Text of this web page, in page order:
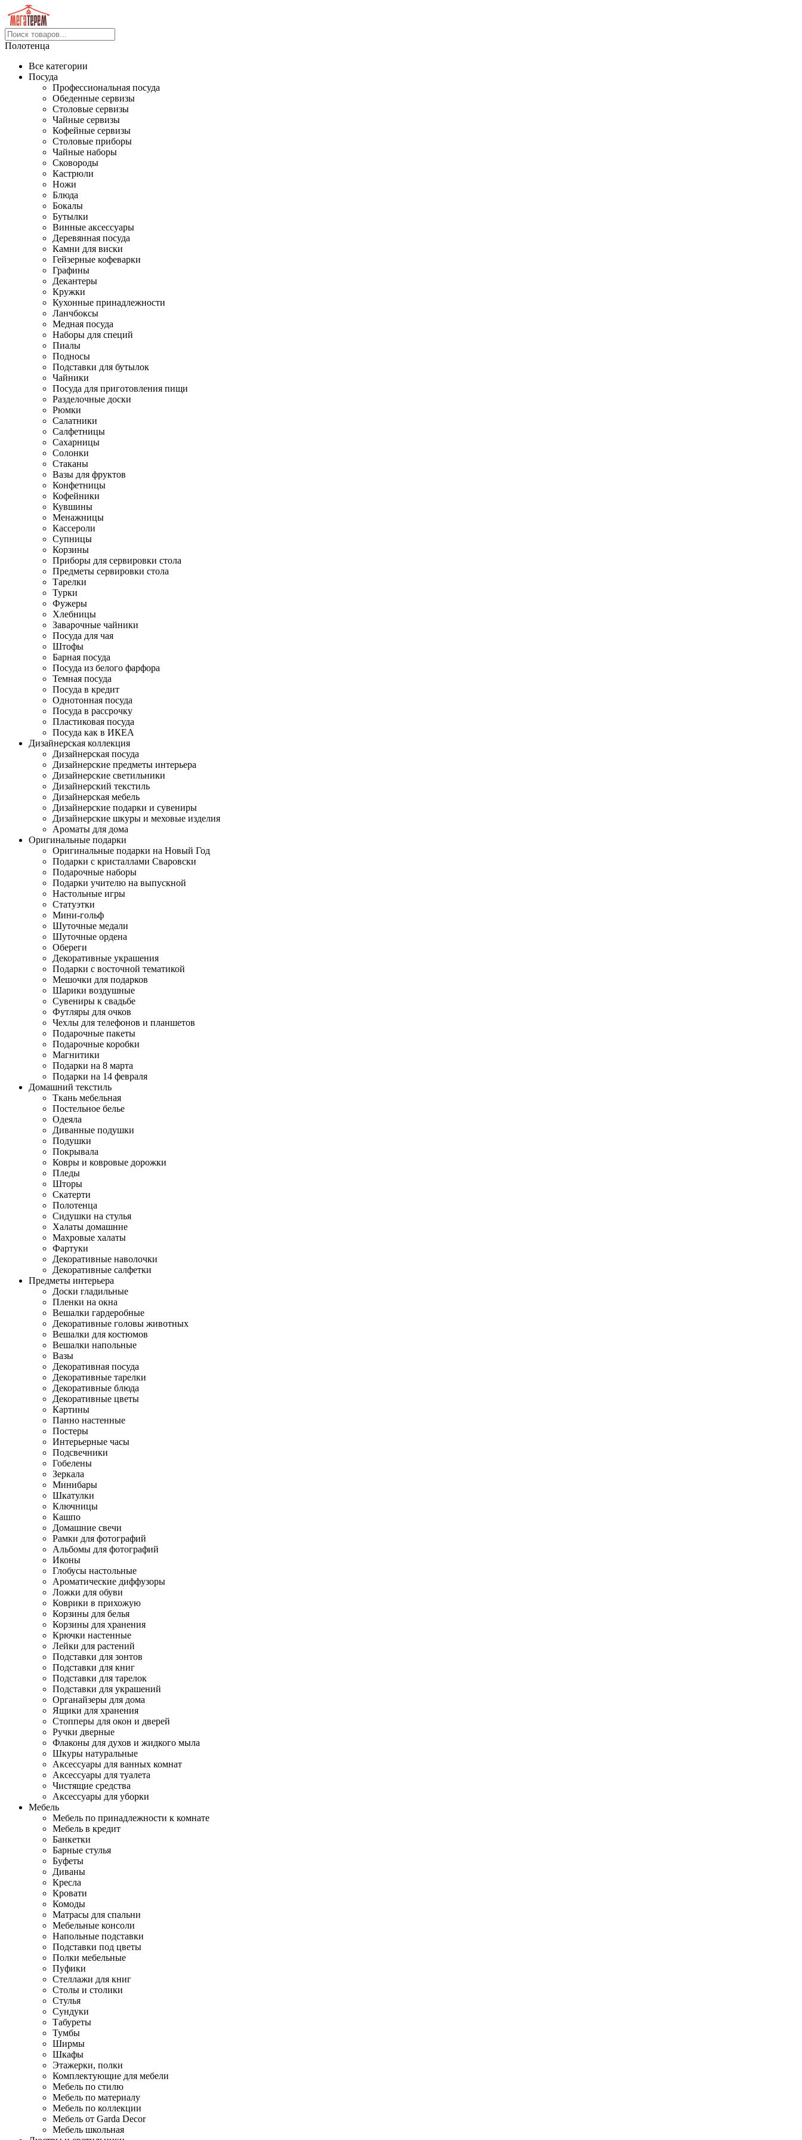
Полотенца
Все категории
Посуда
Профессиональная посуда
Обеденные сервизы
Столовые сервизы
Чайные сервизы
Кофейные сервизы
Столовые приборы
Чайные наборы
Сковороды
Кастрюли
Ножи
Блюда
Бокалы
Бутылки
Винные аксессуары
Деревянная посуда
Камни для виски
Гейзерные кофеварки
Графины
Декантеры
Кружки
Кухонные принадлежности
Ланчбоксы
Медная посуда
Наборы для специй
Пиалы
Подносы
Подставки для бутылок
Чайники
Посуда для приготовления пищи
Разделочные доски
Рюмки
Салатники
Салфетницы
Сахарницы
Солонки
Стаканы
Вазы для фруктов
Конфетницы
Кофейники
Кувшины
Менажницы
Кассероли
Супницы
Корзины
Приборы для сервировки стола
Предметы сервировки стола
Тарелки
Турки
Фужеры
Хлебницы
Заварочные чайники
Посуда для чая
Штофы
Барная посуда
Посуда из белого фарфора
Темная посуда
Посуда в кредит
Однотонная посуда
Посуда в рассрочку
Пластиковая посуда
Посуда как в ИКЕА
Дизайнерская коллекция
Дизайнерская посуда
Дизайнерские предметы интерьера
Дизайнерские светильники
Дизайнерский текстиль
Дизайнерская мебель
Дизайнерские подарки и сувениры
Дизайнерские шкуры и меховые изделия
Ароматы для дома
Оригинальные подарки
Оригинальные подарки на Новый Год
Подарки с кристаллами Сваровски
Подарочные наборы
Подарки учителю на выпускной
Настольные игры
Статуэтки
Мини-гольф
Шуточные медали
Шуточные ордена
Обереги
Декоративные украшения
Подарки с восточной тематикой
Мешочки для подарков
Шарики воздушные
Сувениры к свадьбе
Футляры для очков
Чехлы для телефонов и планшетов
Подарочные пакеты
Подарочные коробки
Магнитики
Подарки на 8 марта
Подарки на 14 февраля
Домашний текстиль
Ткань мебельная
Постельное белье
Одеяла
Диванные подушки
Подушки
Покрывала
Ковры и ковровые дорожки
Пледы
Шторы
Скатерти
Полотенца
Сидушки на стулья
Халаты домашние
Махровые халаты
Фартуки
Декоративные наволочки
Декоративные салфетки
Предметы интерьера
Доски гладильные
Пленки на окна
Вешалки гардеробные
Декоративные головы животных
Вешалки для костюмов
Вешалки напольные
Вазы
Декоративная посуда
Декоративные тарелки
Декоративные блюда
Декоративные цветы
Картины
Панно настенные
Постеры
Интерьерные часы
Подсвечники
Гобелены
Зеркала
Минибары
Шкатулки
Ключницы
Кашпо
Домашние свечи
Рамки для фотографий
Альбомы для фотографий
Иконы
Глобусы настольные
Ароматические диффузоры
Ложки для обуви
Коврики в прихожую
Корзины для белья
Корзины для хранения
Крючки настенные
Лейки для растений
Подставки для зонтов
Подставки для книг
Подставки для тарелок
Подставки для украшений
Органайзеры для дома
Ящики для хранения
Стопперы для окон и дверей
Ручки дверные
Флаконы для духов и жидкого мыла
Шкуры натуральные
Аксессуары для ванных комнат
Аксессуары для туалета
Чистящие средства
Аксессуары для уборки
Мебель
Мебель по принадлежности к комнате
Мебель в кредит
Банкетки
Барные стулья
Буфеты
Диваны
Кресла
Кровати
Комоды
Матрасы для спальни
Мебельные консоли
Напольные подставки
Подставки под цветы
Полки мебельные
Пуфики
Стеллажи для книг
Столы и столики
Стулья
Сундуки
Табуреты
Тумбы
Ширмы
Шкафы
Этажерки, полки
Комплектующие для мебели
Мебель по стилю
Мебель по материалу
Мебель по коллекции
Мебель от Garda Decor
Мебель школьная